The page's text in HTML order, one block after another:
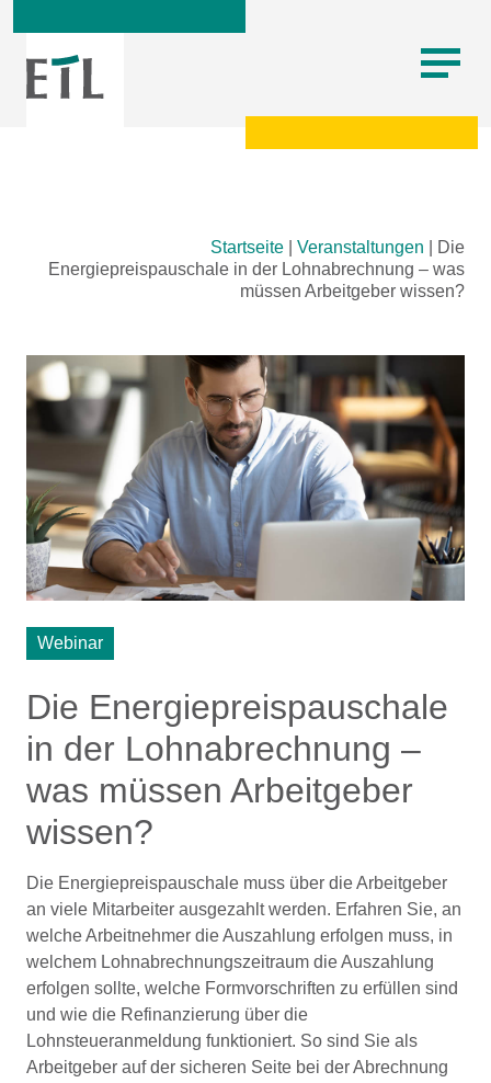
content
Startseite Veranstaltungen
Die
Energiepreispauschale in der Lohnabrechnung – was
müssen Arbeitgeber wissen?
Webinar
Die Energiepreispauschale
in der Lohnabrechnung –
was müssen Arbeitgeber
wissen?
Die Energiepreispauschale muss über die Arbeitgeber
an viele Mitarbeiter ausgezahlt werden. Erfahren Sie, an
welche Arbeitnehmer die Auszahlung erfolgen muss, in
welchem Lohnabrechnungszeitraum die Auszahlung
erfolgen sollte, welche Formvorschriften zu erfüllen sind
und wie die Refinanzierung über die
Lohnsteueranmeldung funktioniert. So sind Sie als
Arbeitgeber auf der sicheren Seite bei der Abrechnung